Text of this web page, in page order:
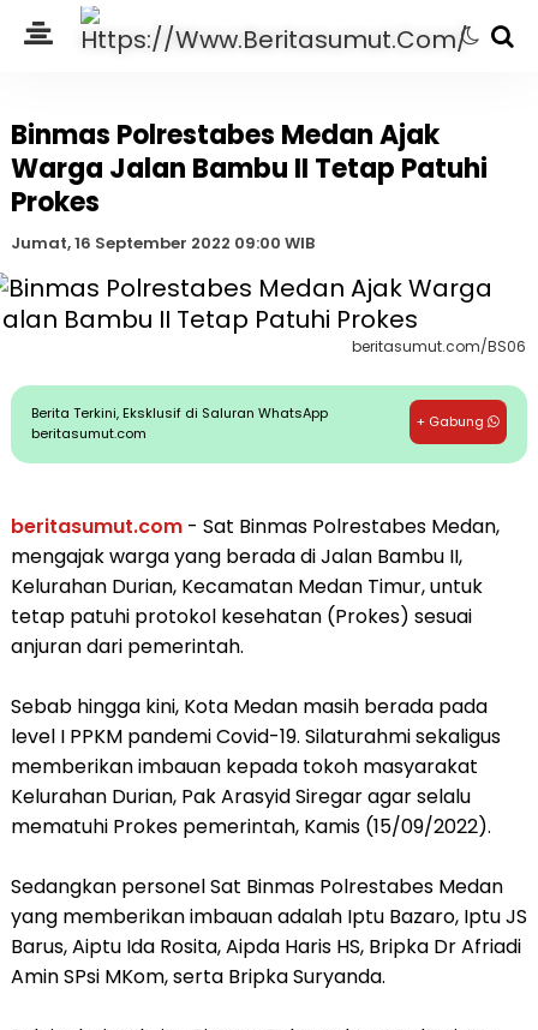
Binmas Polrestabes Medan Ajak
Warga Jalan Bambu II Tetap Patuhi
Prokes
Jumat, 16 September 2022 09:00 WIB
beritasumut.com/BS06
Berita Terkini, Eksklusif di Saluran WhatsApp
beritasumut.com
+ Gabung
beritasumut.com- Sat Binmas Polrestabes Medan,
mengajak warga yang berada di Jalan Bambu II,
Kelurahan Durian, Kecamatan Medan Timur, untuk
tetap patuhi protokol kesehatan (Prokes) sesuai
anjuran dari pemerintah.
Sebab hingga kini, Kota Medan masih berada pada
level I PPKM pandemi Covid-19. Silaturahmi sekaligus
memberikan imbauan kepada tokoh masyarakat
Kelurahan Durian, Pak Arasyid Siregar agar selalu
mematuhi Prokes pemerintah, Kamis (15/09/2022).
Sedangkan personel Sat Binmas Polrestabes Medan
yang memberikan imbauan adalah Iptu Bazaro, Iptu JS
Barus, Aiptu Ida Rosita, Aipda Haris HS, Bripka Dr Afriadi
Amin SPsi MKom, serta Bripka Suryanda.